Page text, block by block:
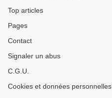
Top articles
Pages
Contact
Signaler un abus
C.G.U.
Cookies et données personnelles